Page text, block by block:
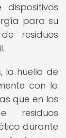
para su
residuos
la huella de
con la
que en los
residuos
durante